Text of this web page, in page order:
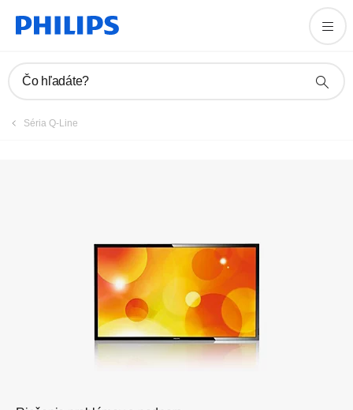
Čo hľadáte?
Séria Q-Line
Zaregistrovať výrobok